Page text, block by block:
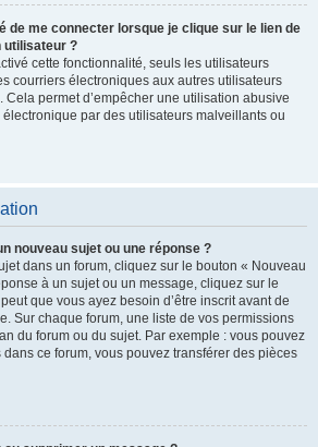
de me connecter lorsque je clique sur le lien de
utilisateur ?
cette fonctionnalité, seuls les utilisateurs
courriers électroniques aux autres utilisateurs
permet d’empêcher une utilisation abusive
par des utilisateurs malveillants ou
nouveau sujet ou une réponse ?
dans un forum, cliquez sur le bouton « Nouveau
à un sujet ou un message, cliquez sur le
que vous ayez besoin d’être inscrit avant de
Sur chaque forum, une liste de vos permissions
du forum ou du sujet. Par exemple : vous pouvez
ce forum, vous pouvez transférer des pièces